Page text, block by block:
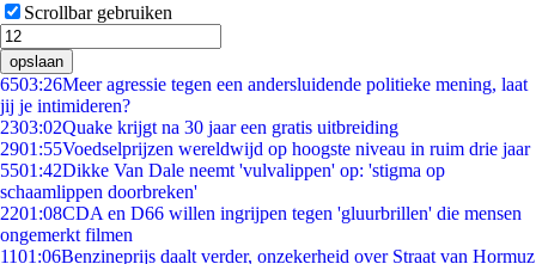
Scrollbar gebruiken
opslaan
6503:26Meer agressie tegen een andersluidende politieke mening, laat
jij je intimideren?
2303:02Quake krijgt na 30 jaar een gratis uitbreiding
2901:55Voedselprijzen wereldwijd op hoogste niveau in ruim drie jaar
5501:42Dikke Van Dale neemt 'vulvalippen' op: 'stigma op
schaamlippen doorbreken'
2201:08CDA en D66 willen ingrijpen tegen 'gluurbrillen' die mensen
ongemerkt filmen
1101:06Benzineprijs daalt verder, onzekerheid over Straat van Hormuz